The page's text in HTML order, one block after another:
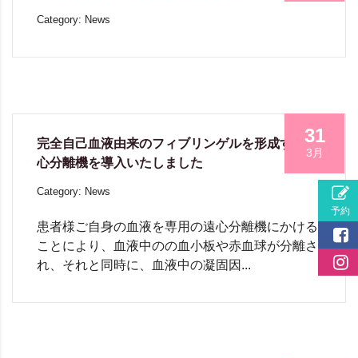
Category: News
31
3月
完全自己血液由来のフィブリンゲルを形成する遠
心分離機を導入いたしました
Category: News
患者様ご自身の血液を専用の遠心分離機にかける
ことにより、血液中のの血小板や赤血球が分離さ
れ、それと同時に、血液中の凝固因...